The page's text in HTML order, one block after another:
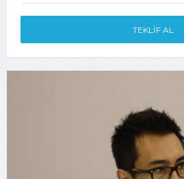
TEKLIF AL